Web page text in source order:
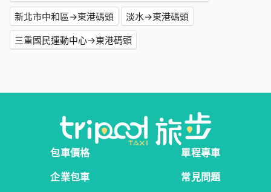
新北市中和區→東港碼頭
淡水→東港碼頭
三重國民運動中心→東港碼頭
包車價格
單程專車
企業包車
常見問題